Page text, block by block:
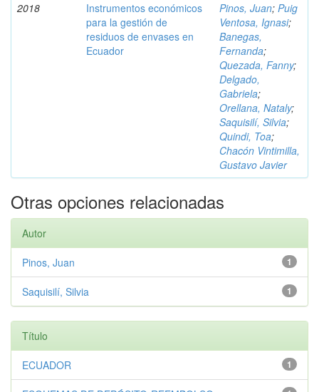
2018
Instrumentos económicos
para la gestión de
residuos de envases en
Ecuador
Pinos, Juan; Puig
Ventosa, Ignasi;
Banegas,
Fernanda;
Quezada, Fanny;
Delgado,
Gabriela;
Orellana, Nataly;
Saquisilí, Silvia;
Quindi, Toa;
Chacón Vintimilla,
Gustavo Javier
Otras opciones relacionadas
Autor
1
Pinos, Juan
1
Saquisilí, Silvia
Título
1
ECUADOR